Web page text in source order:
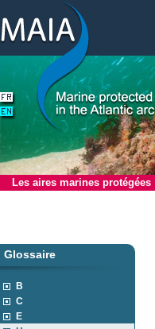
Les aires marines protégées
Glossaire
B
C
E